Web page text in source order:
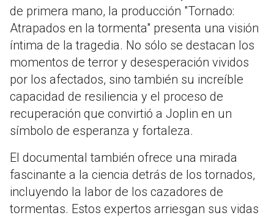
de primera mano, la producción "Tornado:
Atrapados en la tormenta" presenta una visión
íntima de la tragedia. No sólo se destacan los
momentos de terror y desesperación vividos
por los afectados, sino también su increíble
capacidad de resiliencia y el proceso de
recuperación que convirtió a Joplin en un
símbolo de esperanza y fortaleza.
El documental también ofrece una mirada
fascinante a la ciencia detrás de los tornados,
incluyendo la labor de los cazadores de
tormentas. Estos expertos arriesgan sus vidas